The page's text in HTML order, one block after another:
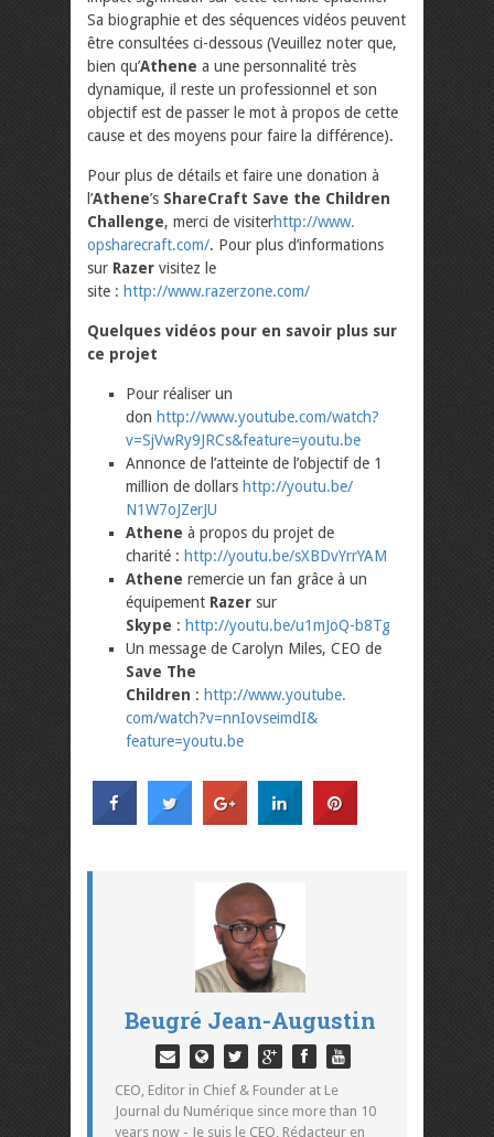
Sa biographie et des séquences vidéos peuvent
être consultées ci-dessous (Veuillez noter que,
bien qu’Athene a une personnalité très
dynamique, il reste un professionnel et son
objectif est de passer le mot à propos de cette
cause et des moyens pour faire la différence).
Pour plus de détails et faire une donation à
l’Athene’s ShareCraft Save the Children
Challenge, merci de visiterhttp://www.
opsharecraft.com/. Pour plus d’informations
sur Razer visitez le
site : http://www.razerzone.com/
Quelques vidéos pour en savoir plus sur
ce projet
Pour réaliser un
don http://www.youtube.com/watch?
v=SjVwRy9JRCs&feature=youtu.be
Annonce de l’atteinte de l’objectif de 1
million de dollars http://youtu.be/
N1W7oJZerJU
Athene à propos du projet de
charité : http://youtu.be/sXBDvYrrYAM
Athene remercie un fan grâce à un
équipement Razer sur
Skype : http://youtu.be/u1mJoQ-b8Tg
Un message de Carolyn Miles, CEO de
Save The
Children : http://www.youtube.
com/watch?v=nnIovseimdI&
feature=youtu.be
Beugré Jean-Augustin
CEO, Editor in Chief & Founder at Le
Journal du Numérique since more than 10
years now - Je suis le CEO, Rédacteur en